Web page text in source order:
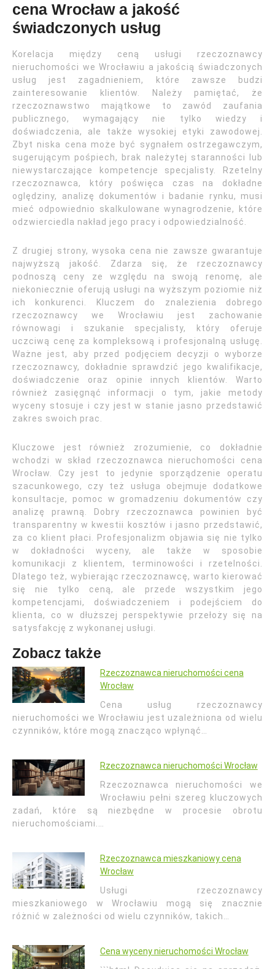
cena Wrocław a jakość
świadczonych usług
Korelacja między ceną usługi rzeczoznawcy
nieruchomości we Wrocławiu a jakością świadczonych
usług jest zagadnieniem, które zawsze budzi
zainteresowanie klientów. Należy pamiętać, że
rzeczoznawstwo majątkowe to zawód zaufania
publicznego, wymagający nie tylko wiedzy i
doświadczenia, ale także wysokiej etyki zawodowej.
Zbyt niska cena może być sygnałem ostrzegawczym,
sugerującym pośpiech, brak należytej staranności lub
niewystarczające kompetencje specjalisty. Rzetelny
rzeczoznawca, który poświęca czas na dokładne
oględziny, analizę dokumentów i badanie rynku, musi
mieć odpowiednio skalkulowane wynagrodzenie, które
odzwierciedla nakład jego pracy i odpowiedzialność.
Z drugiej strony, wysoka cena nie zawsze gwarantuje
najwyższą jakość. Zdarza się, że rzeczoznawcy
podnoszą ceny ze względu na swoją renomę, ale
niekoniecznie oferują usługi na wyższym poziomie niż
ich konkurenci. Kluczem do znalezienia dobrego
rzeczoznawcy we Wrocławiu jest zachowanie
równowagi i szukanie specjalisty, który oferuje
uczciwą cenę za kompleksową i profesjonalną usługę.
Ważne jest, aby przed podjęciem decyzji o wyborze
rzeczoznawcy, dokładnie sprawdzić jego kwalifikacje,
doświadczenie oraz opinie innych klientów. Warto
również zasięgnąć informacji o tym, jakie metody
wyceny stosuje i czy jest w stanie jasno przedstawić
zakres swoich prac.
Kluczowe jest również zrozumienie, co dokładnie
wchodzi w skład rzeczoznawca nieruchomości cena
Wrocław. Czy jest to jedynie sporządzenie operatu
szacunkowego, czy też usługa obejmuje dodatkowe
konsultacje, pomoc w gromadzeniu dokumentów czy
analizę prawną. Dobry rzeczoznawca powinien być
transparentny w kwestii kosztów i jasno przedstawić,
za co klient płaci. Profesjonalizm objawia się nie tylko
w dokładności wyceny, ale także w sposobie
komunikacji z klientem, terminowości i rzetelności.
Dlatego też, wybierając rzeczoznawcę, warto kierować
się nie tylko ceną, ale przede wszystkim jego
kompetencjami, doświadczeniem i podejściem do
klienta, co w dłuższej perspektywie przełoży się na
satysfakcję z wykonanej usługi.
Zobacz także
Rzeczoznawca nieruchomości cena
Wrocław
Cena usług rzeczoznawcy
nieruchomości we Wrocławiu jest uzależniona od wielu
czynników, które mogą znacząco wpłynąć…
Rzeczoznawca nieruchomości Wrocław
Rzeczoznawca nieruchomości we
Wrocławiu pełni szereg kluczowych
zadań, które są niezbędne w procesie obrotu
nieruchomościami.…
Rzeczoznawca mieszkaniowy cena
Wrocław
Usługi rzeczoznawcy
mieszkaniowego w Wrocławiu mogą się znacznie
różnić w zależności od wielu czynników, takich…
Cena wyceny nieruchomości Wrocław